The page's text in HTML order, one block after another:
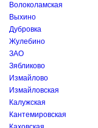
Волоколамская
Выхино
Дубровка
Жулебино
ЗАО
Зябликово
Измайлово
Измайловская
Калужская
Кантемировская